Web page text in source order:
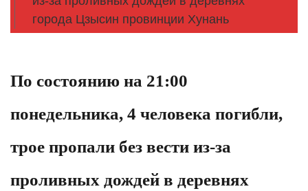
города Цзысин провинции Хунань
По состоянию на 21:00
понедельника, 4 человека погибли,
трое пропали без вести из-за
проливных дождей в деревнях